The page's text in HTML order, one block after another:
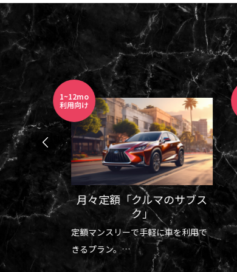
ー
1~12mo
利用向け
月々定額「クルマのサブス
ク」
定額マンスリーで手軽に車を利用で
きるプラン。
短期留学、短期駐在、出張などに最